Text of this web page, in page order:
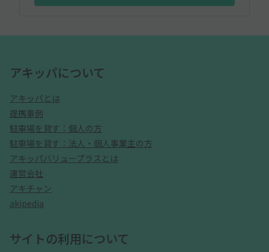
アキッパについて
アキッパとは
提携事例
駐車場を貸す：個人の方
駐車場を貸す：法人・個人事業主の方
アキッパバリュープラスとは
運営会社
アキチャン
akipedia
サイトの利用について